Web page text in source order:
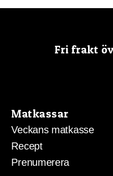
Fri frakt
Matkassar
Veckans matkasse
Recept
Prenumerera